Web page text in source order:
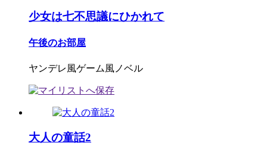
少女は七不思議にひかれて
午後のお部屋
ヤンデレ風ゲーム風ノベル
大人の童話2